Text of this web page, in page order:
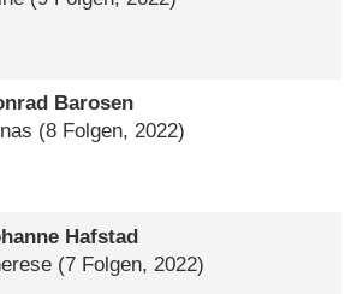
Barosen
(8 Folgen, 2022)
Hafstad
(7 Folgen, 2022)